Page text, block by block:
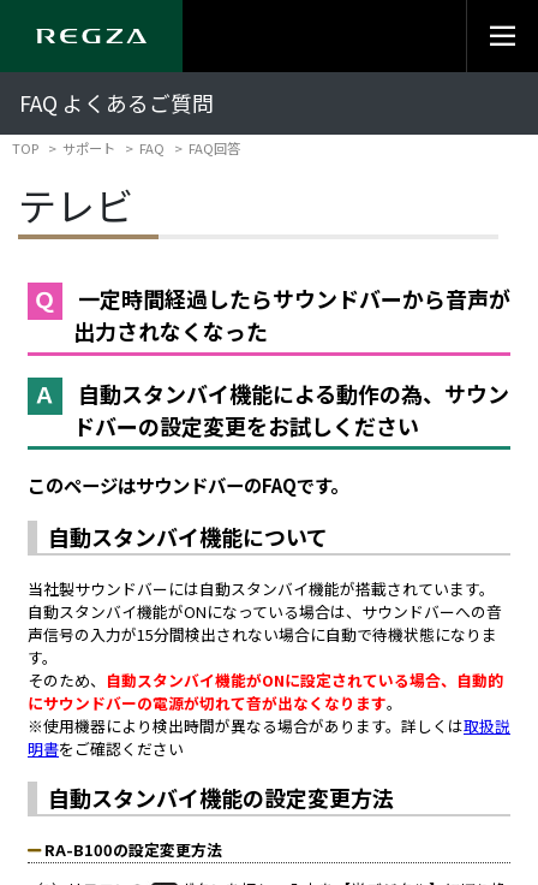
FAQ よくあるご質問
TOP サポート FAQ FAQ回答
テレビ